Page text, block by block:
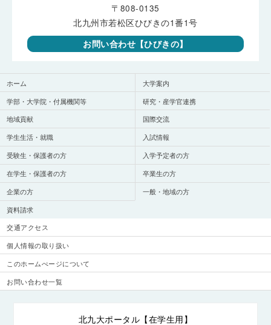
ホーム
大学案内
学部・大学院・付属機関等
研究・産学官連携
地域貢献
国際交流
学生生活・就職
入試情報
受験生・保護者の方
入学予定者の方
在学生・保護者の方
卒業生の方
企業の方
一般・地域の方
資料請求
〒808-0135
北九州市若松区ひびきの1番1号
お問い合わせ【ひびきの】
交通アクセス
個人情報の取り扱い
このホームぺージについて
お問い合わせ一覧
北九大ポータル【在学生用】